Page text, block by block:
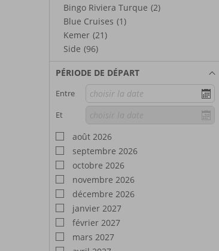
Bingo Riviera Turque (2)
Blue Cruises (1)
Kemer (21)
Side (96)
PÉRIODE DE DÉPART
Entre
Et
août 2026
septembre 2026
octobre 2026
novembre 2026
décembre 2026
janvier 2027
février 2027
mars 2027